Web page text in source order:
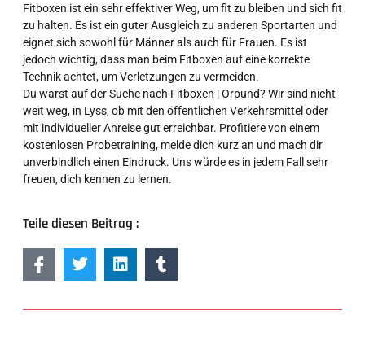
Fitboxen ist ein sehr effektiver Weg, um fit zu bleiben und sich fit
zu halten. Es ist ein guter Ausgleich zu anderen Sportarten und
eignet sich sowohl für Männer als auch für Frauen. Es ist
jedoch wichtig, dass man beim Fitboxen auf eine korrekte
Technik achtet, um Verletzungen zu vermeiden.
Du warst auf der Suche nach Fitboxen | Orpund? Wir sind nicht
weit weg, in Lyss, ob mit den öffentlichen Verkehrsmittel oder
mit individueller Anreise gut erreichbar. Profitiere von einem
kostenlosen Probetraining, melde dich kurz an und mach dir
unverbindlich einen Eindruck. Uns würde es in jedem Fall sehr
freuen, dich kennen zu lernen.
Teile diesen Beitrag :